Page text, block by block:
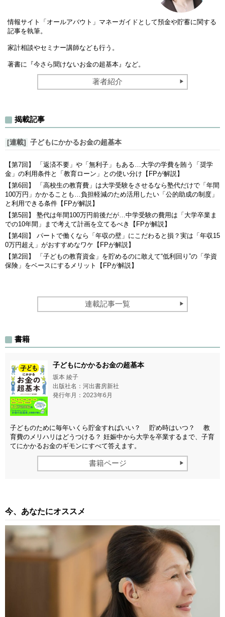
情報サイト「オールアバウト」マネーガイドとして預金や貯蓄に関する
記事を執筆。
家計相談やセミナー講師なども行う。
著書に『今さら聞けないお金の超基本』など。
著者紹介
揭載記事
[連載] 子どもにかかるお金の超基本
【第7回】 「返済不要」や「無利子」もある…大学の学費を賄う「奨学
金」の利用条件と「教育ローン」との使い分け【FPが解説】
【第6回】 「高校生の教育費」は大学受験をさせるなら塾代だけで「年間
100万円」かかることも…負担軽減のため活用したい「公的助成の制度」
と利用できる条件【FPが解説】
【第5回】 塾代は年間100万円前後だが…中学受験の費用は「大学卒業ま
での10年間」まで考えて計画を立てるべき【FPが解説】
【第4回】 パートで働くなら「年収の壁」にこだわると損？実は「年収15
0万円超え」がおすすめなワケ【FPが解説】
【第2回】 「子どもの教育資金」を貯めるのに敢えて“低利回り”の「学資
保険」をベースにするメリット【FPが解説】
連載記事一覧
書籍
子どもにかかるお金の超基本
坂本 綾子
出版社名：河出書房新社
発行年月：2023年6月
子どものために毎年いくら貯金すればいい？ 貯め時はいつ？ 教
育費のメリハリはどうつける？ 妊娠中から大学を卒業するまで、子育
てにかかるお金のギモンにすべて答えます。
書籍ページ
今、あなたにオススメ